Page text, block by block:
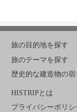
旅の目的地を探す
旅のテーマを探す
歴史的な建造物の宿
HISTRIPとは
プライバシーポリシ